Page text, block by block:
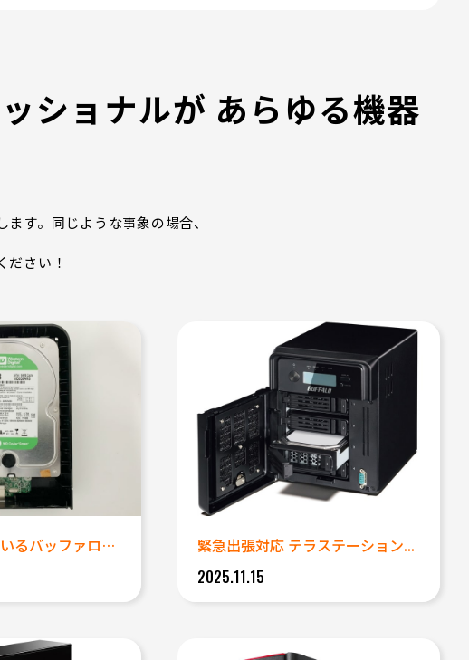
ショナルが あらゆる機器
す。同じような事象の場合、
ださい！
異音が発生しているバッファロー...
緊急出張対応 テラステーション...
2025.11.15